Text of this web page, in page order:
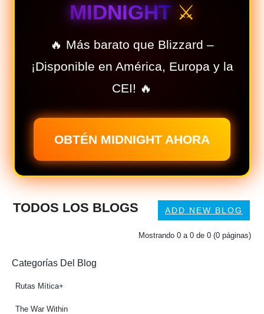
MIDNIGHT⚔️
🔥 Más barato que Blizzard –
¡Disponible en América, Europa y la
CEI! 🔥
OBTÉN MIDNIGHT AHORA
TODOS LOS BLOGS ADD NEW BLOG
Mostrando 0 a 0 de 0 (0 páginas)
Categorías Del Blog
Rutas Mítica+
The War Within